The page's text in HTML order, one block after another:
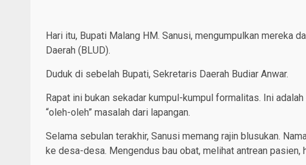
Hari itu, Bupati Malang HM. Sanusi, mengumpulkan mereka
Daerah (BLUD).
Duduk di sebelah Bupati, Sekretaris Daerah Budiar Anwar.
Rapat ini bukan sekadar kumpul-kumpul formalitas. Ini
“oleh-oleh” masalah dari lapangan.
Selama sebulan terakhir, Sanusi memang rajin blusukan.
ke desa-desa. Mengendus bau obat, melihat antrean